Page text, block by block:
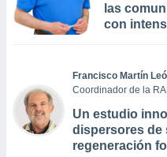
las
con
Francisco Martín
Coordinador de la
Un estudio
dispersores de
regeneración